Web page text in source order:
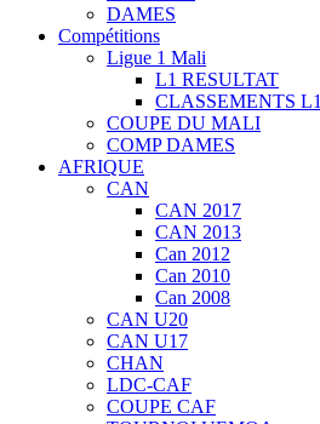
DAMES
Compétitions
Ligue 1 Mali
L1 RESULTAT
CLASSEMENTS L1
COUPE DU MALI
COMP DAMES
AFRIQUE
CAN
CAN 2017
CAN 2013
Can 2012
Can 2010
Can 2008
CAN U20
CAN U17
CHAN
LDC-CAF
COUPE CAF